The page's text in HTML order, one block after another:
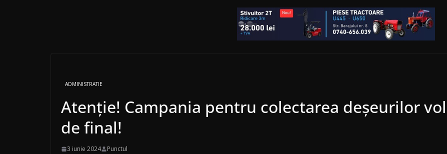
ADMINISTRATIE
Atenție! Campania pentru colectarea deșeurilor
de final!
3 iunie 2024 Punctul